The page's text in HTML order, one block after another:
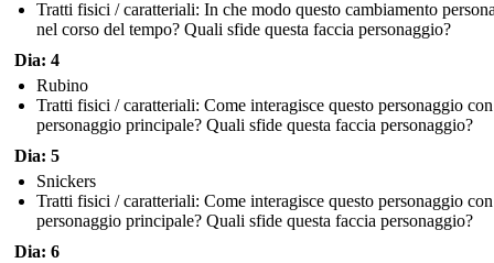
Tratti fisici / caratteriali: In che modo questo cambiamento
nel corso del tempo? Quali sfide questa faccia personaggio?
Dia: 4
Rubino
Tratti fisici / caratteriali: Come interagisce questo personaggio
personaggio principale? Quali sfide questa faccia personaggio?
Dia: 5
Snickers
Tratti fisici / caratteriali: Come interagisce questo personaggio
personaggio principale? Quali sfide questa faccia personaggio?
Dia: 6